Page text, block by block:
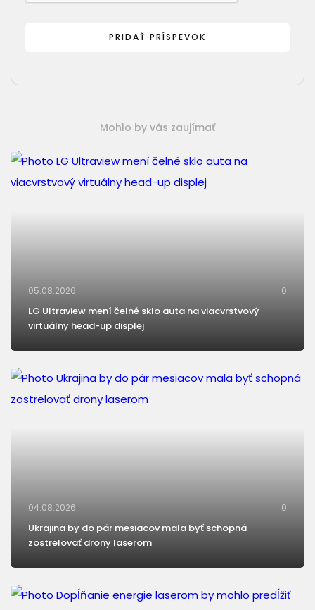
Mohlo by vás zaujímať
05.08.2026 0
LG Ultraview mení čelné sklo auta na viacvrstvový
virtuálny head-up displej
04.08.2026 0
Ukrajina by do pár mesiacov mala byť schopná
zostrelovať drony laserom